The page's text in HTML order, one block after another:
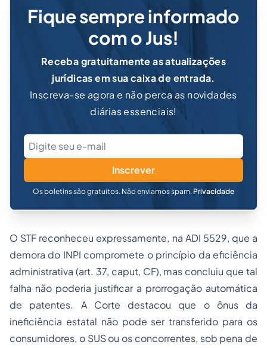
Fique sempre informado
com o Jus!
Receba gratuitamente as atualizações
jurídicas em sua caixa de entrada.
Inscreva-se agora e não perca as novidades
diárias essenciais!
Inscrever
Os boletins são gratuitos. Não enviamos spam. Privacidade
O STF reconheceu expressamente, na ADI 5529, que a
demora do INPI compromete o princípio da eficiência
administrativa (art. 37, caput, CF), mas concluiu que tal
falha não poderia justificar a prorrogação automática
de patentes. A Corte destacou que o ônus da
ineficiência estatal não pode ser transferido para os
consumidores, o SUS ou os concorrentes, sob pena de